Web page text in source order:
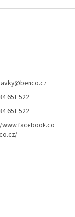
@benco.cz
651 522
651 522